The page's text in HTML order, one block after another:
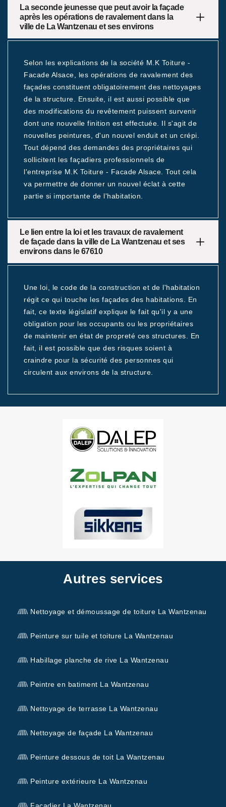
La seconde jeunesse que peut avoir la façade
après les opérations de ravalement dans la
ville de La Wantzenau et ses environs
Selon les explications de la société M.K Toiture -
Facade Alsace, les opérations de ravalement des
façades constituent obligatoirement des nettoyages
de la structure. Ensuite, il est aussi possible que
des modifications du revêtement puissent survenir
dont une nouvelle finition est effectuée. Il s'agit de
nouvelles peintures, d'un nouvel enduit et un crépi.
Tout dépend des demandes des propriétaires qui
sollicitent les façadiers professionnels de
l'entreprise M.K Toiture - Facade Alsace. Tout cela
va permettre de donner un nouvel éclat à cette
partie si importante de l'habitation.
Le lien entre la loi et les travaux de ravalement
de façade dans la ville de La Wantzenau et ses
environs dans le 67610
Une loi, le code de la construction et de l'habitation
régit ce qui touche les façades des habitations. En
fait, ce texte législatif explique le fait qu'il y a une
obligation pour les occupants ou les propriétaires
de maintenir en état de propreté ces structures. En
fait, il est possible que des risques soient à
craindre pour la sécurité des personnes qui
circulent aux environs de la structure.
Autres services
Nettoyage et démoussage de toiture La Wantzenau
Peinture sur tuile et toiture La Wantzenau
Habillage planche de rive La Wantzenau
Peintre en batiment La Wantzenau
Nettoyage de terrasse La Wantzenau
Nettoyage de façade La Wantzenau
Peinture dessous de toit La Wantzenau
Peinture extérieure La Wantzenau
Façadier La Wantzenau